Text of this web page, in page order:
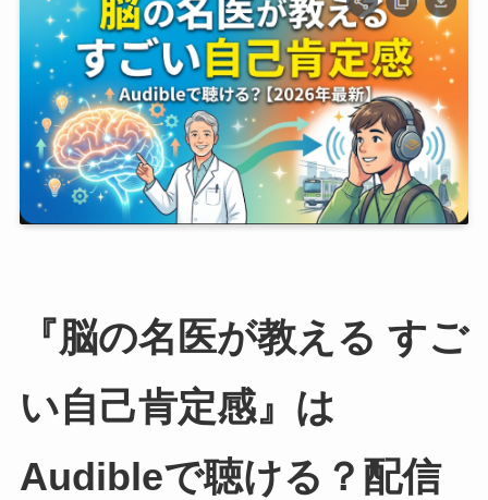
『脳の名医が教える すご
い自己肯定感』は
Audibleで聴ける？配信